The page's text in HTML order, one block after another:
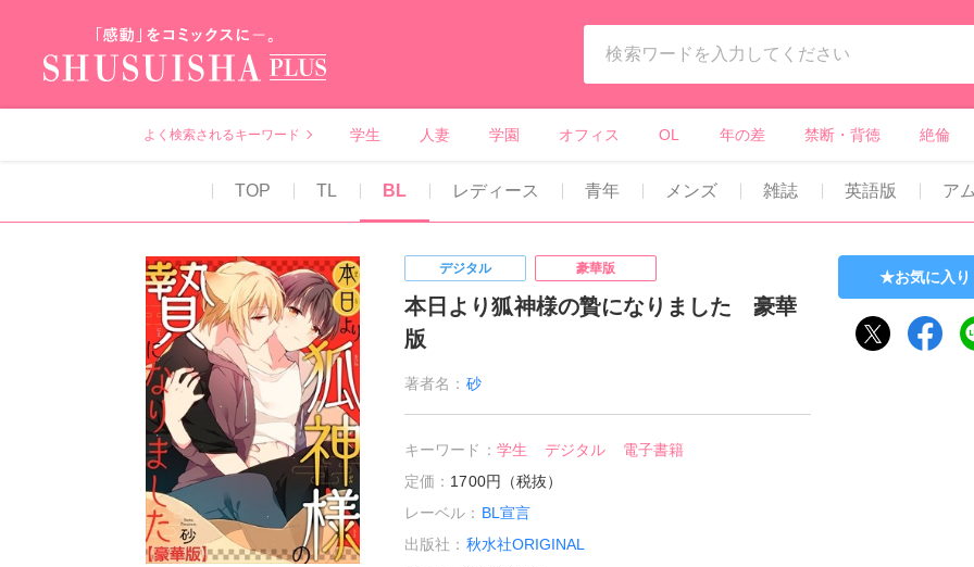
よく検索されるキーワード 学生 人妻 学園 オフィス OL 年の差 禁断・背徳 絶倫
TOP TL BL レディース 青年 メンズ 雑誌 英語版 ア
デジタル 豪華版
本日より狐神様の贄になりました 豪華
版
著者名： 砂
キーワード： 学生 デジタル
電子書籍
定価： 1700円（税抜）
レーベル： BL宣言
出版社： 秋水社ORIGINAL
お気に入り